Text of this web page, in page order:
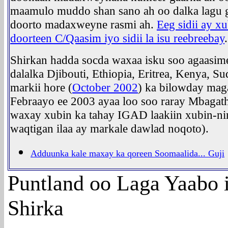
maamulo muddo shan sano ah oo dalka
doorto madaxweyne rasmi ah. Eeg sidii ay
doorteen C/Qaasim iyo sidii la isu reebreebay.
Shirkan hadda socda waxaa isku soo
dalalka Djibouti, Ethiopia, Eritrea, Kenya,
markii hore (October 2002) ka bilowday
Febraayo ee 2003 ayaa loo soo raray
waxay xubin ka tahay IGAD laakiin xubin-
waqtigan ilaa ay markale dawlad noqoto).
Adduunka kale maxay ka qoreen Soomaalida... Guji
Puntland oo Laga
Shirka